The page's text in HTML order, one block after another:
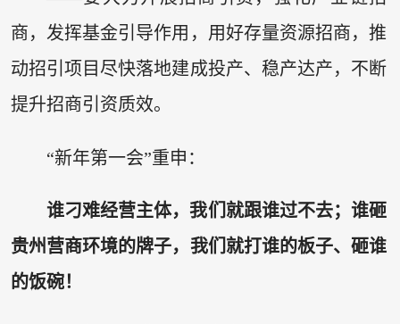
商，发挥基金引导作用，用好存量资源招商，推
动招引项目尽快落地建成投产、稳产达产，不断
提升招商引资质效。
“新年第一会”重申：
谁刁难经营主体，我们就跟谁过不去；谁砸
贵州营商环境的牌子，我们就打谁的板子、砸谁
的饭碗！